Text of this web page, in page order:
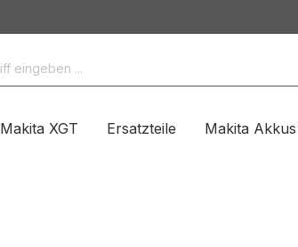
Makita XGT Ersatzteile Makita Akkus